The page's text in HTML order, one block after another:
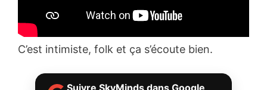
C’est intimiste, folk et ça s’écoute bien.
Suivre SkyMinds dans Google